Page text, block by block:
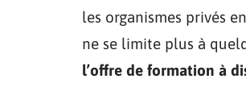
les organismes privés
ne se limite plus à
l’offre de formation à